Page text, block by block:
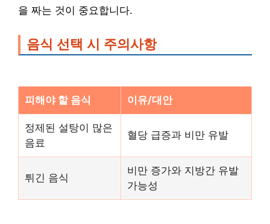
을 짜는 것이 중요합니다.
음식 선택 시 주의사항
피해야 할 음식 이유/대안
정제된 설탕이 많은
음료
혈당 급증과 비만 유발
튀긴 음식
비만 증가와 지방간 유발
가능성